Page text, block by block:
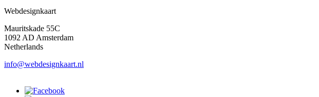
Webdesignkaart
Mauritskade 55C
1092 AD Amsterdam
Netherlands
info@webdesignkaart.nl